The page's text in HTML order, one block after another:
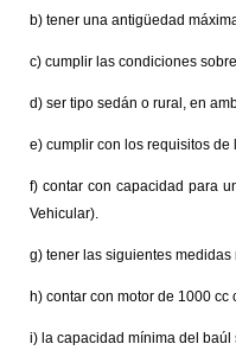
b) tener una antigüedad
c) cumplir las condiciones
d) ser tipo sedán o rural, en
e) cumplir con los requisitos de
f) contar con capacidad para
Vehicular).
g) tener las siguientes
h) contar con motor de 1000 cc
i) la capacidad mínima del baúl